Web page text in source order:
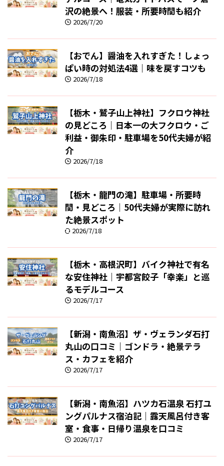
沢の絶景へ！服装・所要時間も紹介
2026/7/20
【おでん】醤油を入れすぎた！しょっ
ぱい時の対処法4選｜味を戻すコツも
2026/7/18
【栃木・鷲子山上神社】フクロウ神社
の見どころ｜日本一の大フクロウ・ご
利益・御朱印・駐車場を50代夫婦が紹
介
2026/7/18
【栃木・龍門の滝】駐車場・所要時
間・見どころ｜50代夫婦が実際に訪れ
た絶景スポット
2026/7/18
【栃木・高根沢町】バイク神社で有名
な安住神社｜宇都宮餃子「幸楽」と巡
るモデルコース
2026/7/17
【新潟・南魚沼】ザ・ヴェランダ石打
丸山の口コミ｜ゴンドラ・絶景テラ
ス・カフェを紹介
2026/7/17
【新潟・南魚沼】ハツカ石温泉 石打ユ
ングパルナス宿泊記｜露天風呂付き客
室・食事・日帰り温泉を口コミ
2026/7/17